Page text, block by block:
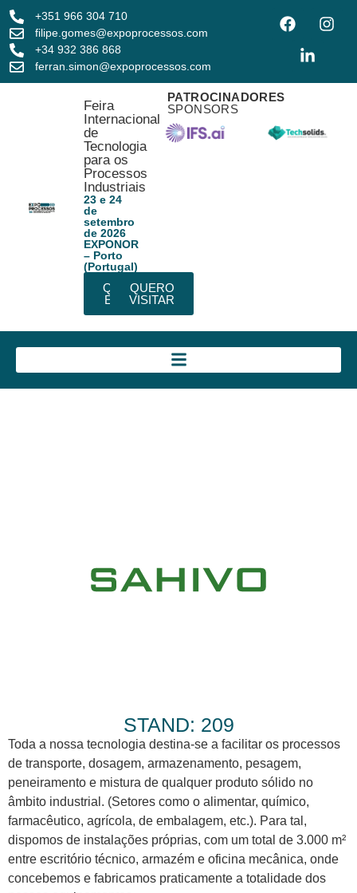
+351 966 304 710
filipe.gomes@expoprocessos.com
+34 932 386 868
ferran.simon@expoprocessos.com
Feira
Internacional
de
Tecnologia
para os
Processos
Industriais
23 e 24
de
setembro
de 2026
EXPONOR
– Porto
(Portugal)
QUERO
EXPOR
QUERO
VISITAR
PATROCINADORES
SPONSORS
STAND: 209
Toda a nossa tecnologia destina-se a facilitar os processos
de transporte, dosagem, armazenamento, pesagem,
peneiramento e mistura de qualquer produto sólido no
âmbito industrial. (Setores como o alimentar, químico,
farmacêutico, agrícola, de embalagem, etc.). Para tal,
dispomos de instalações próprias, com um total de 3.000 m²
entre escritório técnico, armazém e oficina mecânica, onde
concebemos e fabricamos praticamente a totalidade dos